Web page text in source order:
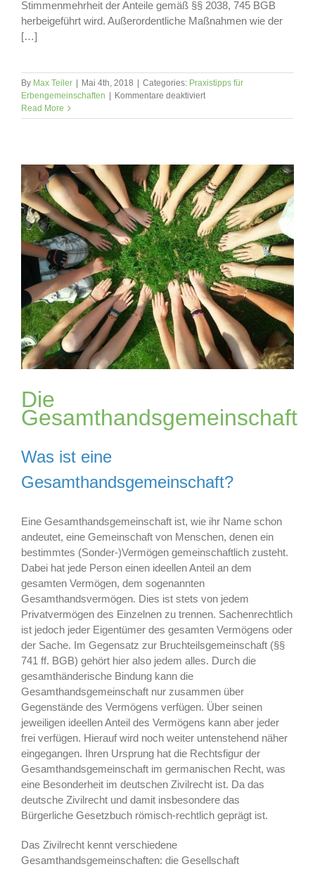
Stimmenmehrheit der Anteile gemäß §§ 2038, 745 BGB
herbeigeführt wird. Außerordentliche Maßnahmen wie der
[…]
By Max Teiler Mai 4th, 2018 Categories: Praxistipps für
Erbengemeinschaften
Kommentare deaktiviertfür
Gesamthandsgemeinschaft
Read More
Die
Gesamthandsgemeinschaft
Was ist eine
Gesamthandsgemeinschaft?
Eine Gesamthandsgemeinschaft ist, wie ihr Name schon
andeutet, eine Gemeinschaft von Menschen, denen ein
bestimmtes (Sonder-)Vermögen gemeinschaftlich zusteht.
Dabei hat jede Person einen ideellen Anteil an dem
gesamten Vermögen, dem sogenannten
Gesamthandsvermögen. Dies ist stets von jedem
Privatvermögen des Einzelnen zu trennen. Sachenrechtlich
ist jedoch jeder Eigentümer des gesamten Vermögens oder
der Sache. Im Gegensatz zur Bruchteilsgemeinschaft (§§
741 ff. BGB) gehört hier also jedem alles. Durch die
gesamthänderische Bindung kann die
Gesamthandsgemeinschaft nur zusammen über
Gegenstände des Vermögens verfügen. Über seinen
jeweiligen ideellen Anteil des Vermögens kann aber jeder
frei verfügen. Hierauf wird noch weiter untenstehend näher
eingegangen. Ihren Ursprung hat die Rechtsfigur der
Gesamthandsgemeinschaft im germanischen Recht, was
eine Besonderheit im deutschen Zivilrecht ist. Da das
deutsche Zivilrecht und damit insbesondere das
Bürgerliche Gesetzbuch römisch-rechtlich geprägt ist.
Das Zivilrecht kennt verschiedene
Gesamthandsgemeinschaften: die Gesellschaft